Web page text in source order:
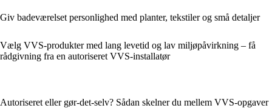
Giv badeværelset personlighed med planter, tekstiler og små detaljer
Vælg VVS-produkter med lang levetid og lav miljøpåvirkning – få
rådgivning fra en autoriseret VVS-installatør
Autoriseret eller gør-det-selv? Sådan skelner du mellem VVS-opgaver